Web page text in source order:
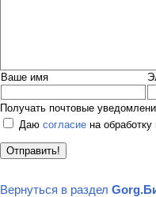
Ваше имя
Получать почтовые
Даю согласие на
Вернуться в раздел